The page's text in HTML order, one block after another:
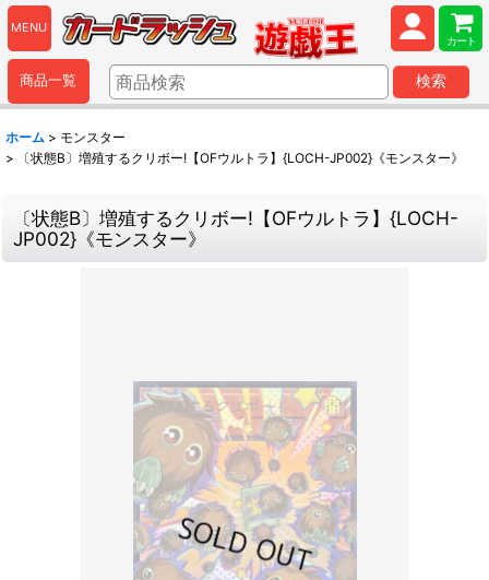
MENU
カート
商品一覧 検索
ホーム > モンスター
>
〔状態B〕増殖するクリボー!【OFウルトラ】{LOCH-JP002}《モンスター》
〔状態B〕増殖するクリボー!【OFウルトラ】{LOCH-
JP002}《モンスター》